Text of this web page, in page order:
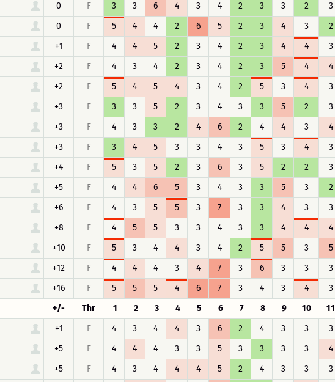
0 F 3 3 6 4 3 4 2 3 3 2 3
0 F 5 4 4 2 6 5 2 3 4 3 2
+1 F 4 4 5 2 3 4 2 3 4 4 3
+2 F 4 3 4 2 3 4 2 3 5 4 4
+2 F 5 4 5 4 3 4 2 5 3 4 3
+3 F 3 3 5 2 3 4 3 3 5 2 3
+3 F 4 3 3 2 4 6 2 4 4 3 4
+3 F 3 4 5 3 3 4 3 5 3 4 3
+4 F 5 3 5 2 3 6 3 5 2 2 3
+5 F 4 4 6 5 3 4 3 3 5 3 2
+6 F 4 3 5 5 3 7 3 3 4 3 3
+8 F 4 5 5 3 3 4 3 3 4 4 4
+10 F 5 3 4 4 3 4 2 5 5 3 5
+12 F 4 4 4 3 4 7 3 6 3 3 3
+16 F 5 5 5 4 6 7 3 4 3 4 3
+/- Thr 1 2 3 4 5 6 7 8 9 10 11
+1 F 4 3 4 4 3 6 2 4 3 3 3
+5 F 4 4 4 3 3 5 3 3 3 3 4
+5 F 4 3 4 4 4 5 2 4 3 3 3